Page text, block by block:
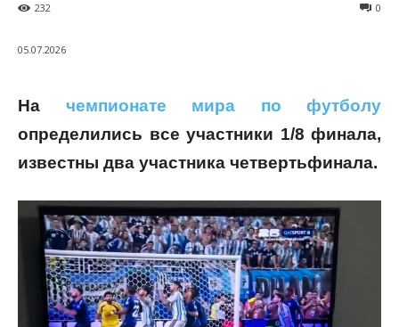
0
232
05.07.2026
На чемпионате мира по футболу
определились все участники 1/8 финала,
известны два участника четвертьфинала.